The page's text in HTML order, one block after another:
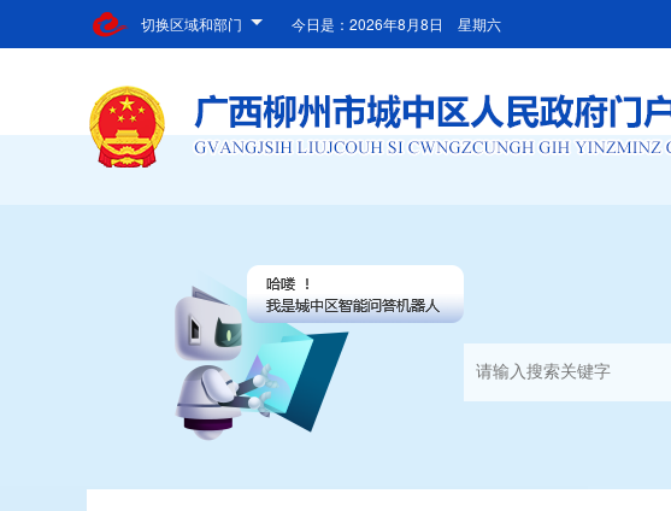
切换区域和部门 今日是： 2026年8月8日 星期六